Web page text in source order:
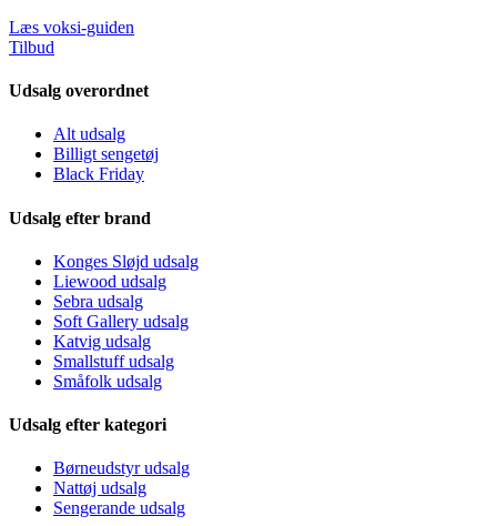
Læs voksi-guiden
Tilbud
Udsalg overordnet
Alt udsalg
Billigt sengetøj
Black Friday
Udsalg efter brand
Konges Sløjd udsalg
Liewood udsalg
Sebra udsalg
Soft Gallery udsalg
Katvig udsalg
Smallstuff udsalg
Småfolk udsalg
Udsalg efter kategori
Børneudstyr udsalg
Nattøj udsalg
Sengerande udsalg